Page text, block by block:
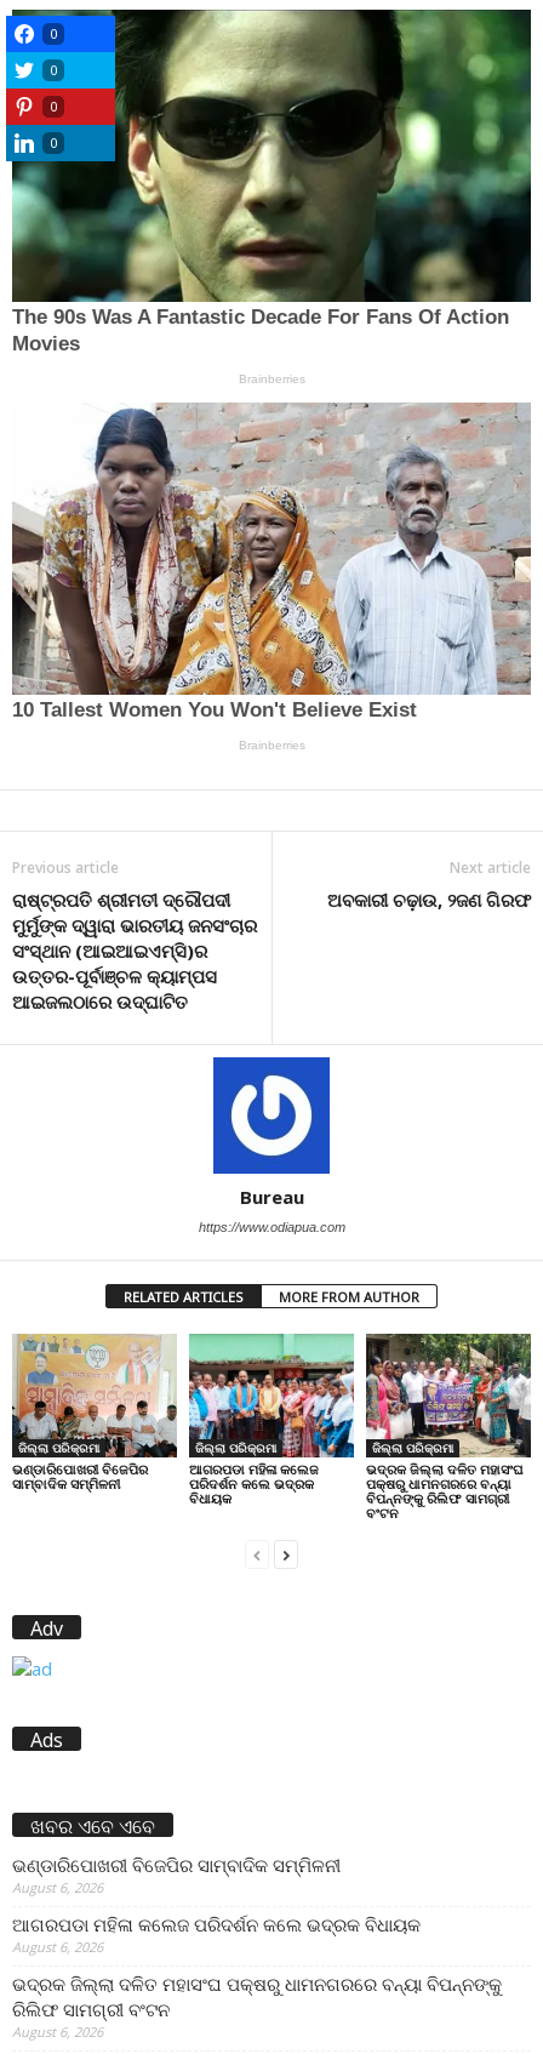
Previous article
ରାଷ୍ଟ୍ରପତି ଶ୍ରୀମତୀ ଦ୍ରୌପଦୀ
ମୁର୍ମୁଙ୍କ ଦ୍ୱାରା ଭାରତୀୟ ଜନସଂଚାର
ସଂସ୍ଥାନ (ଆଇଆଇଏମ୍‌ସି)ର
ଉତ୍ତର-ପୂର୍ବାଞ୍ଚଳ କ୍ୟାମ୍ପସ
ଆଇଜଲଠାରେ ଉଦ୍‌ଘାଟିତ
Next article
ଅବକାରୀ ଚଢ଼ାଉ, ୨ଜଣ ଗିରଫ
Bureau
https://www.odiapua.com
RELATED ARTICLES MORE FROM AUTHOR
ଜିଲ୍ଲା ପରିକ୍ରମା
ଭଣ୍ଡାରିପୋଖରୀ ବିଜେପିର
ସାମ୍ବାଦିକ ସମ୍ମିଳନୀ
ଜିଲ୍ଲା ପରିକ୍ରମା
ଆଗରପଡା ମହିଳା କଲେଜ
ପରିଦର୍ଶନ କଲେ ଭଦ୍ରକ
ବିଧାୟକ
ଜିଲ୍ଲା ପରିକ୍ରମା
ଭଦ୍ରକ ଜିଲ୍ଲା ଦଳିତ ମହାସଂଘ
ପକ୍ଷରୁ ଧାମନଗରରେ ବନ୍ୟା
ବିପନ୍ନଙ୍କୁ ରିଲିଫ ସାମଗ୍ରୀ
ବଂଟନ
Adv
Ads
ଖବର ଏବେ ଏବେ
ଭଣ୍ଡାରିପୋଖରୀ ବିଜେପିର ସାମ୍ବାଦିକ ସମ୍ମିଳନୀ
August 6, 2026
ଆଗରପଡା ମହିଳା କଲେଜ ପରିଦର୍ଶନ କଲେ ଭଦ୍ରକ ବିଧାୟକ
August 6, 2026
ଭଦ୍ରକ ଜିଲ୍ଲା ଦଳିତ ମହାସଂଘ ପକ୍ଷରୁ ଧାମନଗରରେ ବନ୍ୟା ବିପନ୍ନଙ୍କୁ
ରିଲିଫ ସାମଗ୍ରୀ ବଂଟନ
August 6, 2026
0
0
0
0